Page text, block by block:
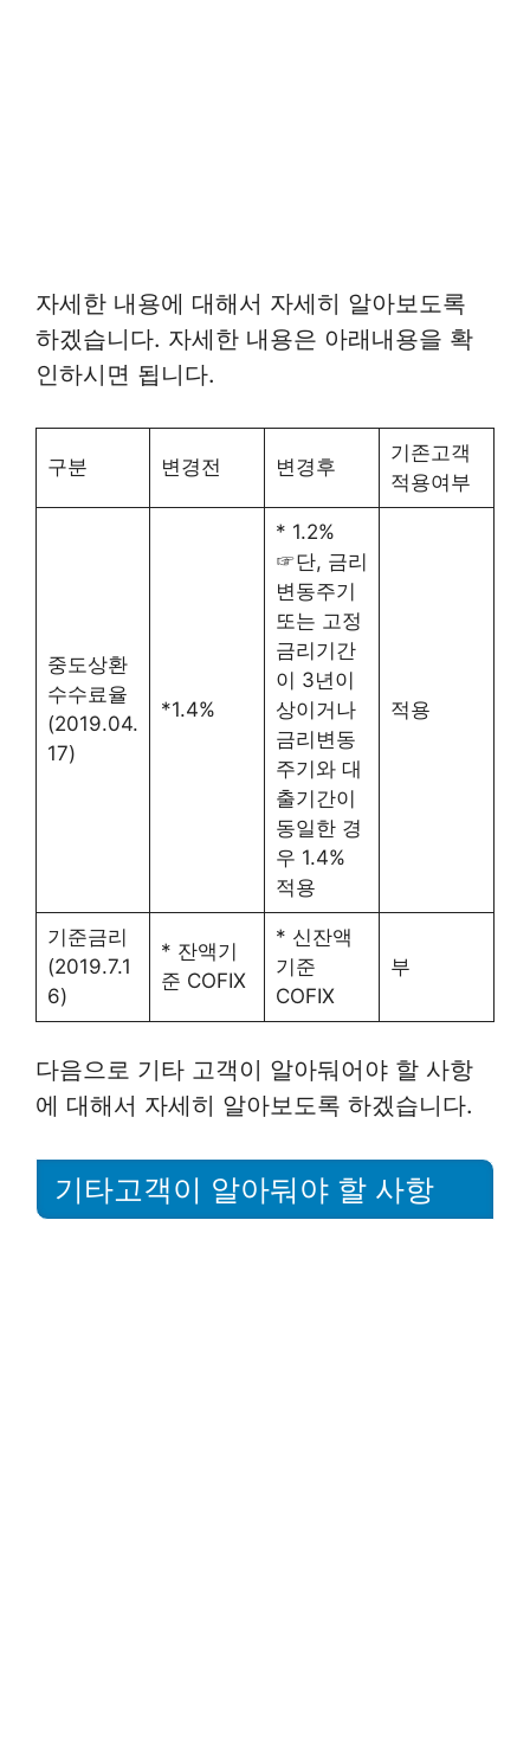
자세한 내용에 대해서 자세히 알아보도록
하겠습니다. 자세한 내용은 아래내용을 확
인하시면 됩니다.
구분 변경전 변경후
기존고객
적용여부
중도상환
수수료율
(2019.04.
17)
*1.4%
* 1.2%
☞단, 금리
변동주기
또는 고정
금리기간
이 3년이
상이거나
금리변동
주기와 대
출기간이
동일한 경
우 1.4%
적용
적용
기준금리
(2019.7.1
6)
* 잔액기
준 COFIX
* 신잔액
기준
COFIX
부
다음으로 기타 고객이 알아둬어야 할 사항
에 대해서 자세히 알아보도록 하겠습니다.
기타고객이 알아둬야 할 사항